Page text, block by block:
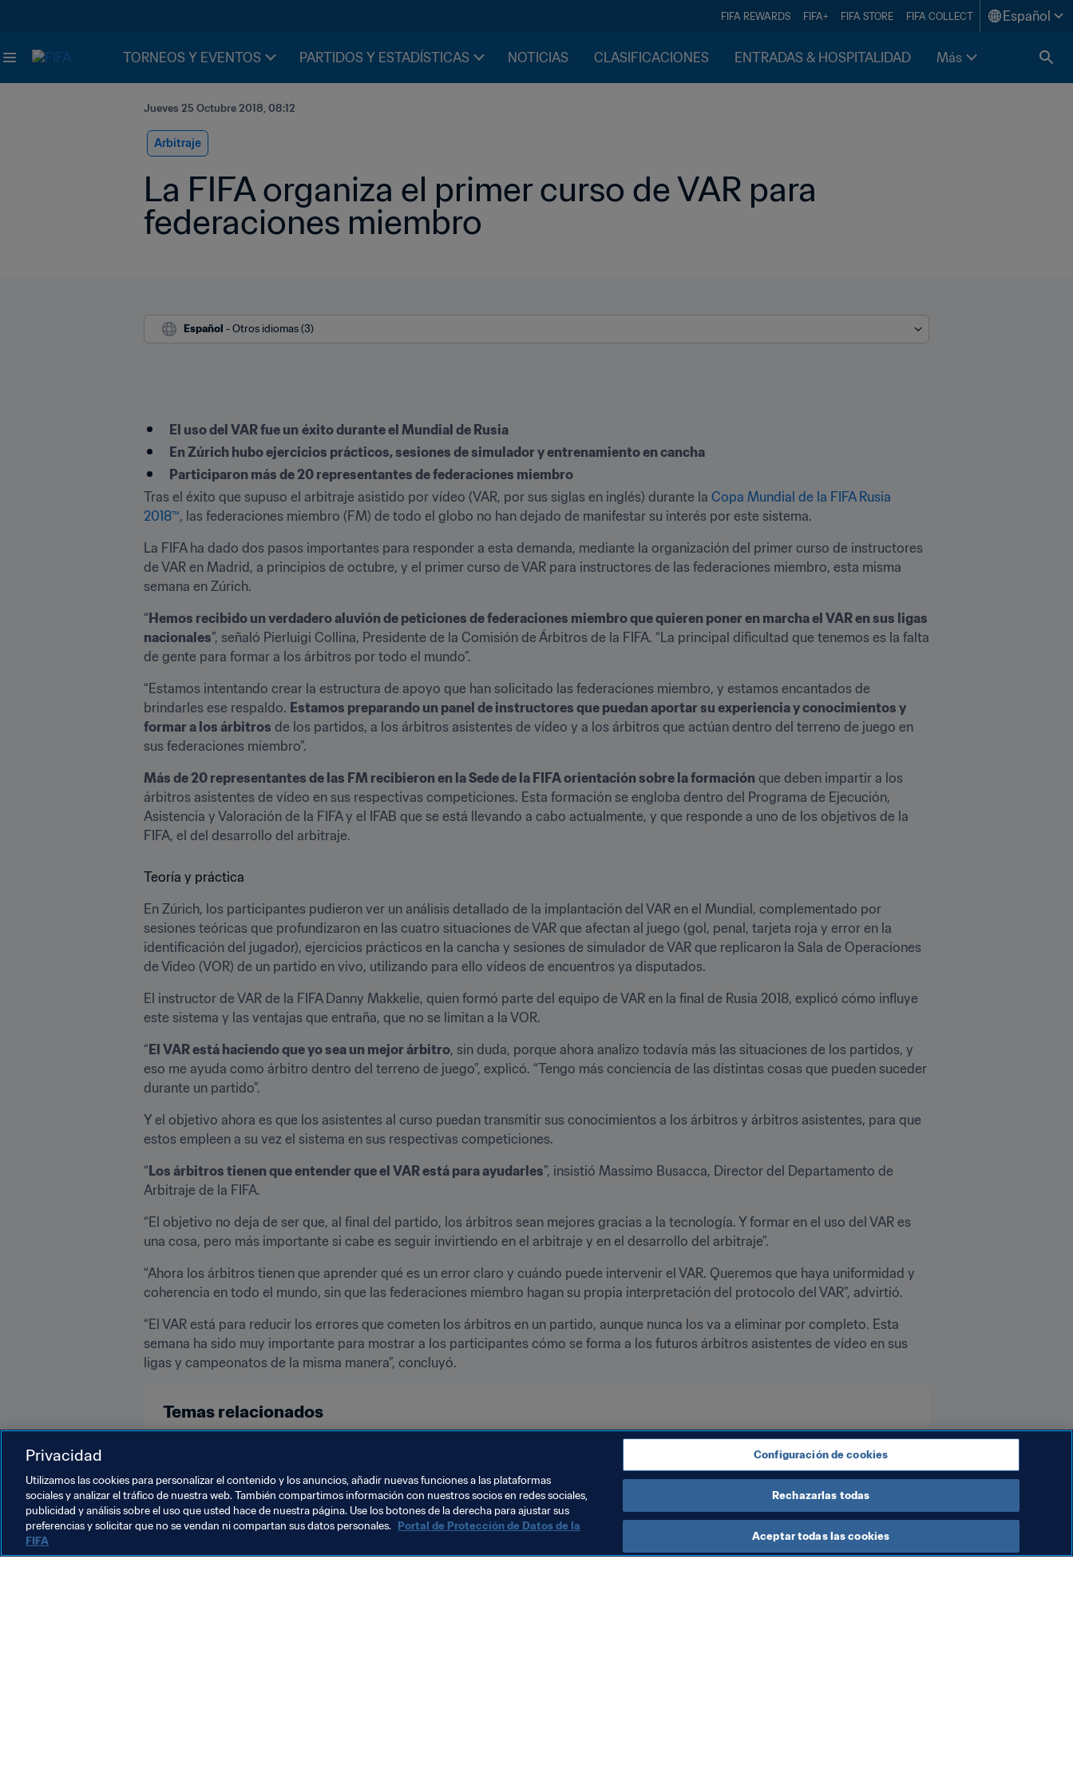
FIFA REWARDS FIFA+ FIFA STORE FIFA COLLECT Español
TORNEOS Y EVENTOS PARTIDOS Y ESTADÍSTICAS NOTICIAS CLASIFICACIONES ENTRADAS & HOSPITALIDAD Más
Jueves 25 Octubre 2018, 08:12
Arbitraje
La FIFA organiza el primer curso de VAR para
federaciones miembro
Español - Otros idiomas (3)
El uso del VAR fue un éxito durante el Mundial de Rusia
En Zúrich hubo ejercicios prácticos, sesiones de simulador y entrenamiento en cancha
Participaron más de 20 representantes de federaciones miembro
Tras el éxito que supuso el arbitraje asistido por vídeo (VAR, por sus siglas en inglés) durante la Copa Mundial de la FIFA Rusia
2018™, las federaciones miembro (FM) de todo el globo no han dejado de manifestar su interés por este sistema.
La FIFA ha dado dos pasos importantes para responder a esta demanda, mediante la organización del primer curso de instructores
de VAR en Madrid, a principios de octubre, y el primer curso de VAR para instructores de las federaciones miembro, esta misma
semana en Zúrich.
“ Hemos recibido un verdadero aluvión de peticiones de federaciones miembro que quieren poner en marcha el VAR en sus ligas
nacionales”, señaló Pierluigi Collina, Presidente de la Comisión de Árbitros de la FIFA. “La principal dificultad que tenemos es la falta
de gente para formar a los árbitros por todo el mundo”.
“Estamos intentando crear la estructura de apoyo que han solicitado las federaciones miembro, y estamos encantados de
brindarles ese respaldo. Estamos preparando un panel de instructores que puedan aportar su experiencia y conocimientos y
formar a los árbitros de los partidos, a los árbitros asistentes de vídeo y a los árbitros que actúan dentro del terreno de juego en
sus federaciones miembro”.
Más de 20 representantes de las FM recibieron en la Sede de la FIFA orientación sobre la formación que deben impartir a los
árbitros asistentes de vídeo en sus respectivas competiciones. Esta formación se engloba dentro del Programa de Ejecución,
Asistencia y Valoración de la FIFA y el IFAB que se está llevando a cabo actualmente, y que responde a uno de los objetivos de la
FIFA, el del desarrollo del arbitraje.
Teoría y práctica
En Zúrich, los participantes pudieron ver un análisis detallado de la implantación del VAR en el Mundial, complementado por
sesiones teóricas que profundizaron en las cuatro situaciones de VAR que afectan al juego (gol, penal, tarjeta roja y error en la
identificación del jugador), ejercicios prácticos en la cancha y sesiones de simulador de VAR que replicaron la Sala de Operaciones
de Vídeo (VOR) de un partido en vivo, utilizando para ello vídeos de encuentros ya disputados.
El instructor de VAR de la FIFA Danny Makkelie, quien formó parte del equipo de VAR en la final de Rusia 2018, explicó cómo influye
este sistema y las ventajas que entraña, que no se limitan a la VOR.
“ El VAR está haciendo que yo sea un mejor árbitro, sin duda, porque ahora analizo todavía más las situaciones de los partidos, y
eso me ayuda como árbitro dentro del terreno de juego”, explicó. “Tengo más conciencia de las distintas cosas que pueden suceder
durante un partido”.
Y el objetivo ahora es que los asistentes al curso puedan transmitir sus conocimientos a los árbitros y árbitros asistentes, para que
estos empleen a su vez el sistema en sus respectivas competiciones.
“ Los árbitros tienen que entender que el VAR está para ayudarles”, insistió Massimo Busacca, Director del Departamento de
Arbitraje de la FIFA.
“El objetivo no deja de ser que, al final del partido, los árbitros sean mejores gracias a la tecnología. Y formar en el uso del VAR es
una cosa, pero más importante si cabe es seguir invirtiendo en el arbitraje y en el desarrollo del arbitraje”.
“Ahora los árbitros tienen que aprender qué es un error claro y cuándo puede intervenir el VAR. Queremos que haya uniformidad y
coherencia en todo el mundo, sin que las federaciones miembro hagan su propia interpretación del protocolo del VAR”, advirtió.
“El VAR está para reducir los errores que cometen los árbitros en un partido, aunque nunca los va a eliminar por completo. Esta
semana ha sido muy importante para mostrar a los participantes cómo se forma a los futuros árbitros asistentes de vídeo en sus
ligas y campeonatos de la misma manera”, concluyó.
Temas relacionados
Privacidad
Utilizamos las cookies para personalizar el contenido y los anuncios, añadir nuevas funciones a las plataformas
sociales y analizar el tráfico de nuestra web. También compartimos información con nuestros socios en redes sociales,
publicidad y análisis sobre el uso que usted hace de nuestra página. Use los botones de la derecha para ajustar sus
preferencias y solicitar que no se vendan ni compartan sus datos personales. Portal de Protección de Datos de la
FIFA
Configuración de cookies
Rechazarlas todas
Aceptar todas las cookies